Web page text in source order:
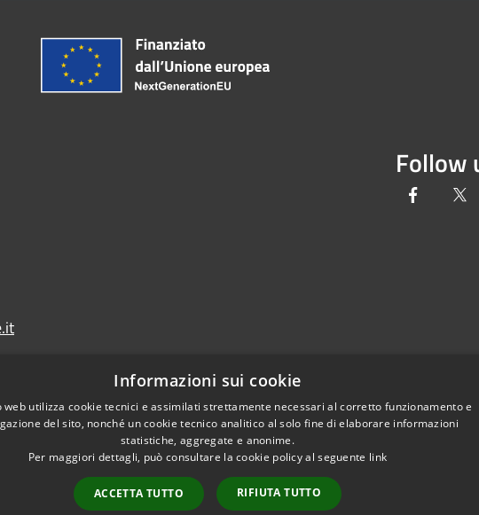
Follow
Facebook
Copyright © 2026 • Provincia di
Informazioni sui cookie
web utilizza cookie tecnici e assimilati strettamente necessari al corretto funzionamento e
del sito, nonché un cookie tecnico analitico al solo fine di elaborare informazioni
statistiche, aggregate e anonime.
Per maggiori dettagli, può consultare la cookie policy al seguente link
ACCETTA TUTTO RIFIUTA TUTTO